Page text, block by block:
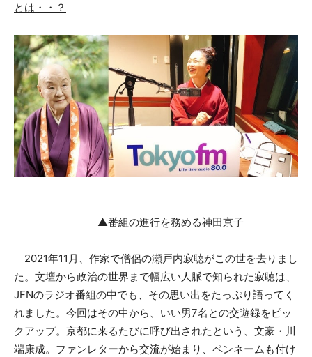
とは・・？
▲番組の進行を務める神田京子
2021年11月、作家で僧侶の瀬戸内寂聴がこの世を去りまし
た。文壇から政治の世界まで幅広い人脈で知られた寂聴は、
JFNのラジオ番組の中でも、その思い出をたっぷり語ってく
れました。今回はその中から、いい男7名との交遊録をピッ
クアップ。京都に来るたびに呼び出されたという、文豪・川
端康成。ファンレターから交流が始まり、ペンネームも付け